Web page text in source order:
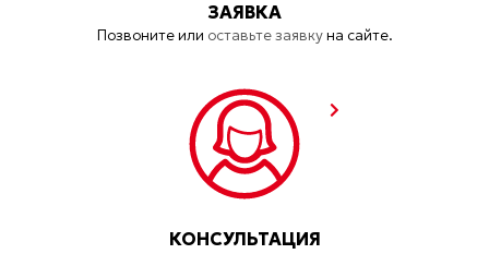
ЗАЯВКА
Позвоните или оставьте заявкуна сайте.
КОНСУЛЬТАЦИЯ